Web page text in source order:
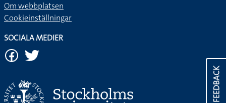
FEEDBACK
Om webbplatsen
Cookieinställningar
SOCIALA MEDIER